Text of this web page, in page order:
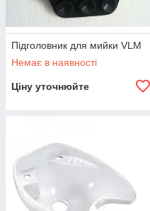
Підголовник для мийки VLM
Немає в наявності
Ціну уточнюйте